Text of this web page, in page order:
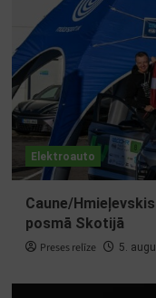
Elektroauto
Caune/
posmā Skotijā
Preses relīze 5.